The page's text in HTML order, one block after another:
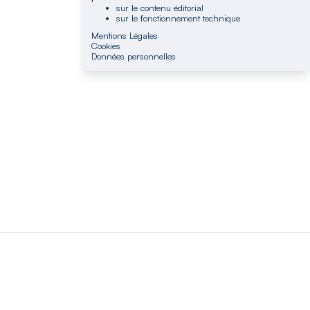
sur le contenu éditorial
sur le fonctionnement technique
Mentions Légales
Cookies
Données personnelles